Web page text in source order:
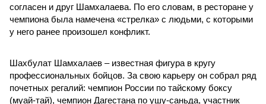
согласен и друг Шамхалаева. По его словам, в ресторане у
чемпиона была намечена «стрелка» с людьми, с которыми
у него ранее произошел конфликт.
Шахбулат Шамхалаев – известная фигура в кругу
профессиональных бойцов. За свою карьеру он собрал ряд
почетных регалий: чемпион России по тайскому боксу
(муай-тай), чемпион Дагестана по ушу-саньда, участник